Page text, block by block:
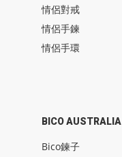
情侶對戒
情侶手鍊
情侶手環
BICO AUSTRALIA
Bico鍊子